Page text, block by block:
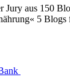
Jury aus 150
5 Blogs